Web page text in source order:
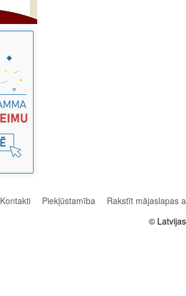
Kontakti Piekļūstamība
Rakstīt mājaslapas
©